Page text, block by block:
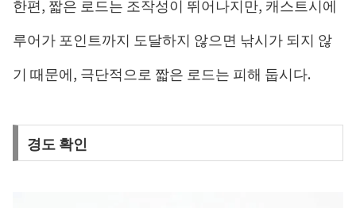
한편, 짧은 로드는 조작성이 뛰어나지만, 캐스트시에
루어가 포인트까지 도달하지 않으면 낚시가 되지 않
기 때문에, 극단적으로 짧은 로드는 피해 둡시다.
경도 확인